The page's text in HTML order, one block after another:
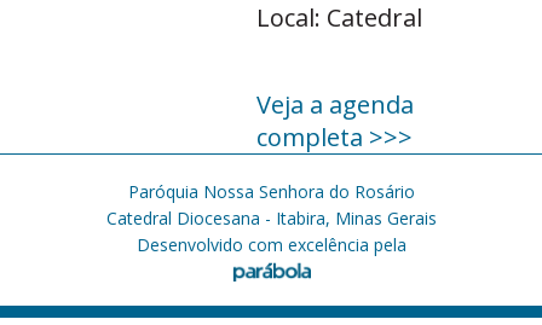
Local: Catedral
Veja a agenda
completa >>>
Paróquia Nossa Senhora do Rosário
Catedral Diocesana - Itabira, Minas Gerais
Desenvolvido com excelência pela